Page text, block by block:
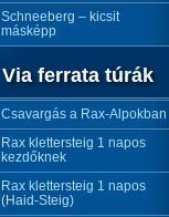
Schneeberg – kicsit
másképp
Via ferrata túrák
Csavargás a Rax-Alpokban
Rax klettersteig 1 napos
kezdőknek
Rax klettersteig 1 napos
(Haid-Steig)